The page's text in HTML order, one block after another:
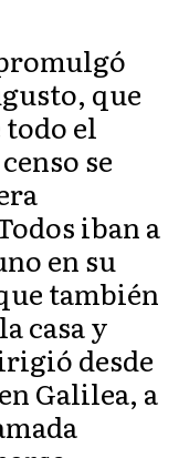
que
todo el
se
iban a
en su
también
casa y
desde
Galilea, a